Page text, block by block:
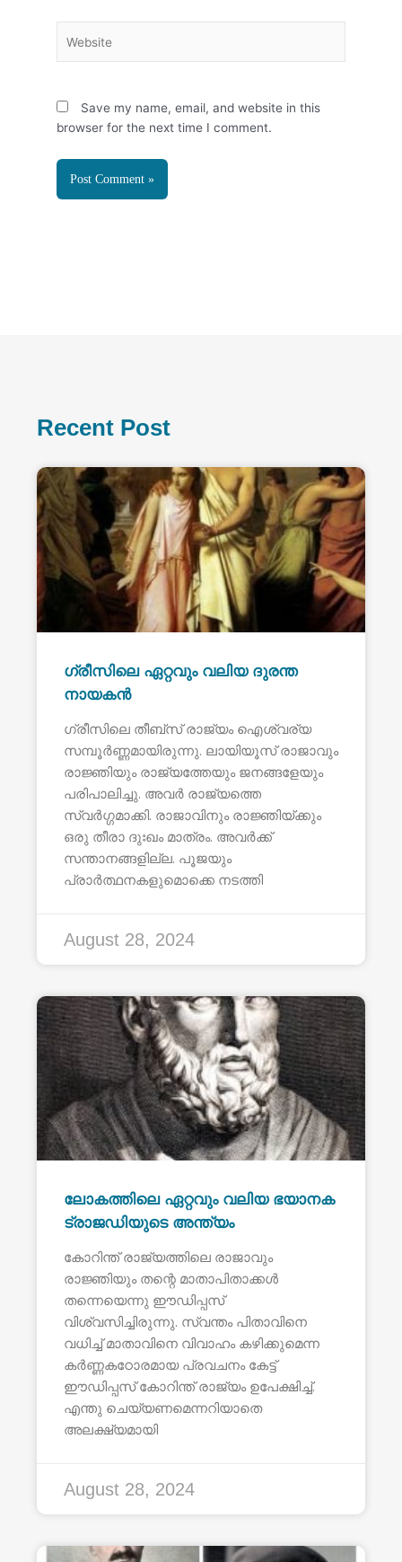
Save my name, email, and website in this
browser for the next time I comment.
Recent Post
ഗ്രീസിലെ ഏറ്റവും വലിയ ദുരന്ത
നായകൻ
ഗ്രീസിലെ തീബ്സ് രാജ്യം ഐശ്വര്യ
സമ്പൂർണ്ണമായിരുന്നു. ലായിയൂസ് രാജാവും
രാജ്ഞിയും രാജ്യത്തേയും ജനങ്ങളേയും
പരിപാലിച്ചു. അവർ രാജ്യത്തെ
സ്വർഗ്ഗമാക്കി. രാജാവിനും രാജ്ഞിയ്ക്കും
ഒരു തീരാ ദുഃഖം മാത്രം. അവർക്ക്
സന്താനങ്ങളില്ല. പൂജയും
പ്രാർത്ഥനകളുമൊക്കെ നടത്തി
August 28, 2024
ലോകത്തിലെ ഏറ്റവും വലിയ ഭയാനക
ട്രാജഡിയുടെ അന്ത്യം
കോറിന്ത് രാജ്യത്തിലെ രാജാവും
രാജ്ഞിയും തന്റെ മാതാപിതാക്കൾ
തന്നെയെന്നു ഈഡിപ്പസ്
വിശ്വസിച്ചിരുന്നു. സ്വന്തം പിതാവിനെ
വധിച്ച് മാതാവിനെ വിവാഹം കഴിക്കുമെന്ന
കർണ്ണകഠോരമായ പ്രവചനം കേട്ട്
ഈഡിപ്പസ് കോറിന്ത് രാജ്യം ഉപേക്ഷിച്ച്.
എന്തു ചെയ്യണമെന്നറിയാതെ
അലക്ഷ്യമായി
August 28, 2024